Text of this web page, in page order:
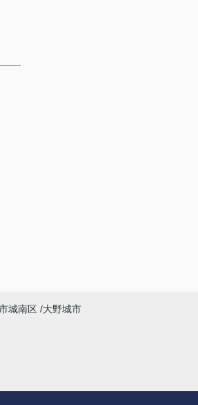
城南区 大野城市